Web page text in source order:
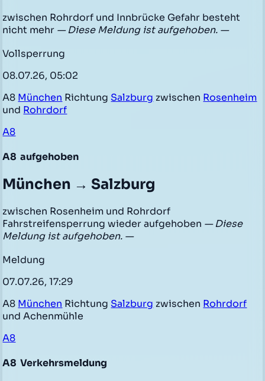
zwischen Rohrdorf und Innbrücke Gefahr besteht
nicht mehr — Diese Meldung ist aufgehoben. —
Vollsperrung
08.07.26, 05:02
A8 München Richtung Salzburg zwischen Rosenheim
und Rohrdorf
A8
A8 aufgehoben
München → Salzburg
zwischen Rosenheim und Rohrdorf
Fahrstreifensperrung wieder aufgehoben — Diese
Meldung ist aufgehoben. —
Meldung
07.07.26, 17:29
A8 München Richtung Salzburg zwischen Rohrdorf
und Achenmühle
A8
A8 Verkehrsmeldung